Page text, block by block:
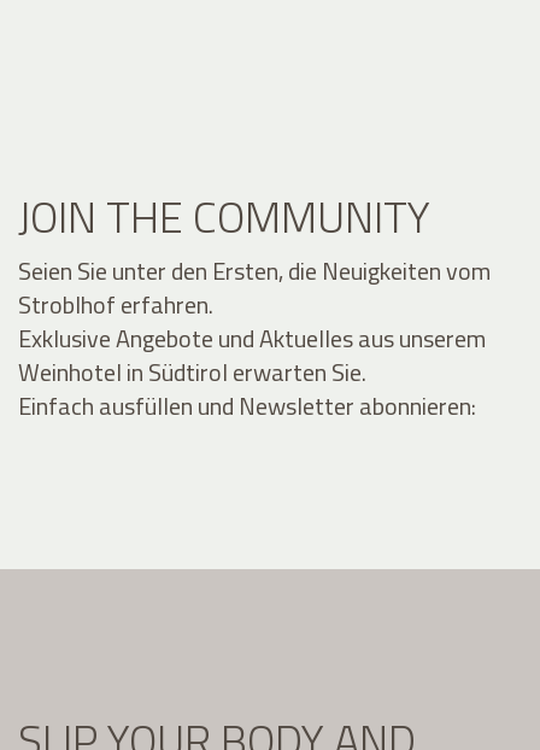
JOIN THE COMMUNITY
Seien Sie unter den Ersten, die Neuigkeiten vom
Stroblhof erfahren.
Exklusive Angebote und Aktuelles aus unserem
Weinhotel in Südtirol erwarten Sie.
Einfach ausfüllen und Newsletter abonnieren: